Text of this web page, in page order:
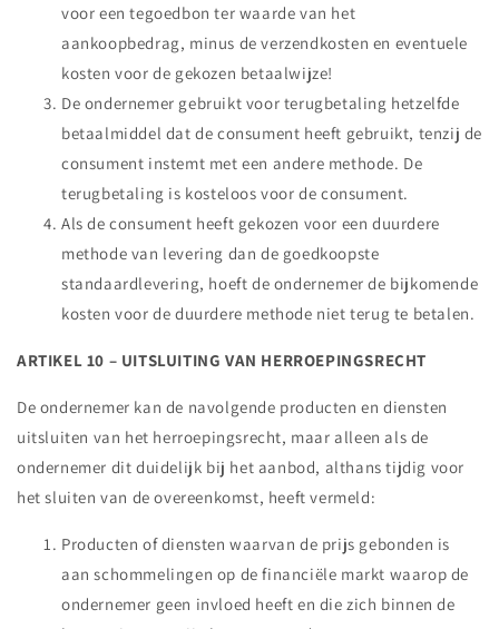
voor een tegoedbon ter waarde van het
aankoopbedrag, minus de verzendkosten en eventuele
kosten voor de gekozen betaalwijze!
De ondernemer gebruikt voor terugbetaling hetzelfde
betaalmiddel dat de consument heeft gebruikt, tenzij de
consument instemt met een andere methode. De
terugbetaling is kosteloos voor de consument.
Als de consument heeft gekozen voor een duurdere
methode van levering dan de goedkoopste
standaardlevering, hoeft de ondernemer de bijkomende
kosten voor de duurdere methode niet terug te betalen.
ARTIKEL 10 – UITSLUITING VAN HERROEPINGSRECHT
De ondernemer kan de navolgende producten en diensten
uitsluiten van het herroepingsrecht, maar alleen als de
ondernemer dit duidelijk bij het aanbod, althans tijdig voor
het sluiten van de overeenkomst, heeft vermeld:
Producten of diensten waarvan de prijs gebonden is
aan schommelingen op de financiële markt waarop de
ondernemer geen invloed heeft en die zich binnen de